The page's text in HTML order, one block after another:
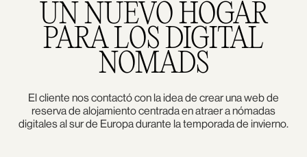
UN NUEVO HOGAR
PARA LOS DIGITAL
NOMADS
El cliente nos contactó con la idea de crear una web de
reserva de alojamiento centrada en atraer a nómadas
digitales al sur de Europa durante la temporada de invierno.